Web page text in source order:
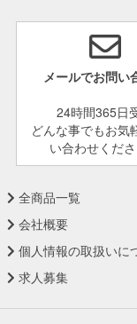
メールでお問い
24時間365日
どんな事でもお気
い合わせくださ
全商品一覧
会社概要
個人情報の取扱いに
求人募集